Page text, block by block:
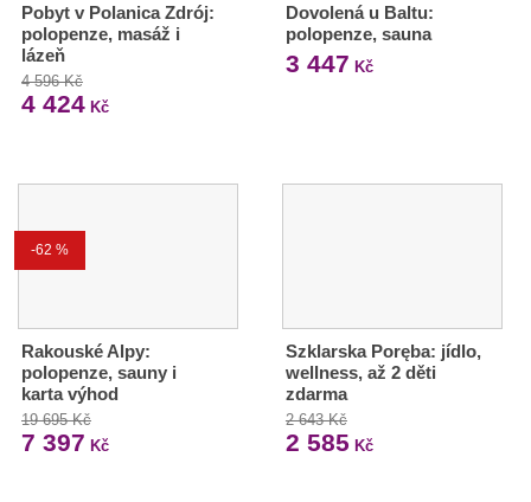
Pobyt v Polanica Zdrój:
polopenze, masáž i
lázeň
4 596 Kč
4 424 Kč
Dovolená u Baltu:
polopenze, sauna
3 447 Kč
-62 %
Rakouské Alpy:
polopenze, sauny i
karta výhod
19 695 Kč
7 397 Kč
Szklarska Poręba: jídlo,
wellness, až 2 děti
zdarma
2 643 Kč
2 585 Kč